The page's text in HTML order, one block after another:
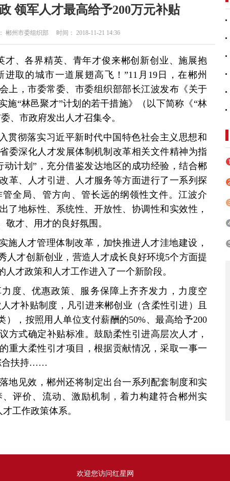
领军人才最高给予200万元补贴
郴州市委组织部 时间： 2018-11-21 14:36
才、各界精英、青年才俊来郴创新创业、施展抱
取的城市一道展翅高飞！”11月19日，在郴州
上，市委常委、市委组织部部长江波发布《关于
施“林邑聚才”计划的若干措施》（以下简称《“林
、市政府发出人才召集令。
贯彻落实习近平新时代中国特色社会主义思想和
委深化人才发展体制机制改革相关文件精神为指
动计划”，充分借鉴发达地区的成功经验，结合郴
革、人才引进、人才服务等方面进行了一系列探
全局、管方向、管长远的纲领性文件。江波介
了地标性、系统性、开放性、协调性和实效性，
才、用才的良好氛围。
施人才管理体制改革，加快推进人才洼地建设，
人才创新创业，营造人才成长良好环境5个方面提
人才政策和人才工作进入了一个新阶段。
度、优惠政策、服务保障上齐齐发力，力度空
才补贴制度，凡引进来郴创业（含柔性引进）且
），按照用人单位支付薪酬的50%、最高给予200
方式确定补贴标准。鼓励柔性引进高层次人才，
重大柔性引才项目，根据贡献情况，采取一事一
合扶持……
地见效，郴州还将制定出台一系列配套制度和实
评价、流动、激励机制，着力构建符合郴州实
工作政策体系。
欢迎您访问红星网